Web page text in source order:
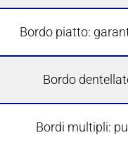
Bordo piatto:
Bordo
Bordi multipli: